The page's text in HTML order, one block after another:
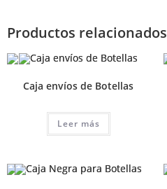
Productos relacionados
Caja envíos de Botellas
Leer más